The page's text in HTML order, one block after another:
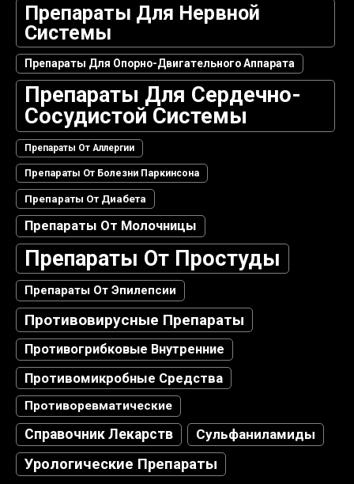
Препараты Для Нервной
Системы
Препараты Для Опорно-Двигательного Аппарата
Препараты Для Сердечно-
Сосудистой Системы
Препараты От Аллергии
Препараты От Болезни Паркинсона
Препараты От Диабета
Препараты От Молочницы
Препараты От Простуды
Препараты От Эпилепсии
Противовирусные Препараты
Противогрибковые Внутренние
Противомикробные Средства
Противоревматические
Справочник Лекарств Сульфаниламиды
Урологические Препараты